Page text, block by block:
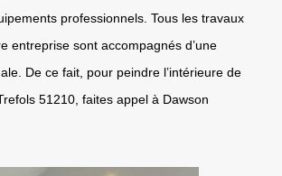
professionnels. Tous les travaux
entreprise sont accompagnés d’une
De ce fait, pour peindre l’intérieure de
51210, faites appel à Dawson